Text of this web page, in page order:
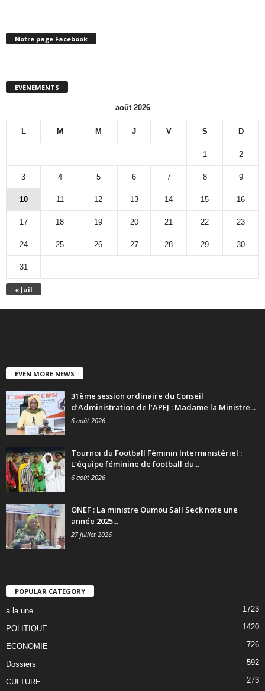
Notre page Facebook
EVENEMENTS
août 2026
L M M J V S D
« Juil
1 2
3 4 5 6 7 8 9
10 11 12 13 14 15 16
17 18 19 20 21 22 23
24 25 26 27 28 29 30
31
EVEN MORE NEWS
31ème session ordinaire du Conseil
d’Administration de l’APEJ : Madame la Ministre...
6 août 2026
Tournoi du Football Féminin Interministériel :
L’équipe féminine de football du...
6 août 2026
ONEF : La ministre Oumou Sall Seck note une
année 2025...
27 juillet 2026
POPULAR CATEGORY
a la une 1723
POLITIQUE 1420
ECONOMIE 726
Dossiers 592
CULTURE 273